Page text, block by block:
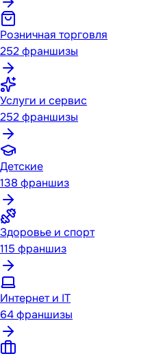
Розничная торговля
252франшизы
Услуги и сервис
252франшизы
Детские
138 франшиз
Здоровье и спорт
115 франшиз
Интернет и IT
64франшизы